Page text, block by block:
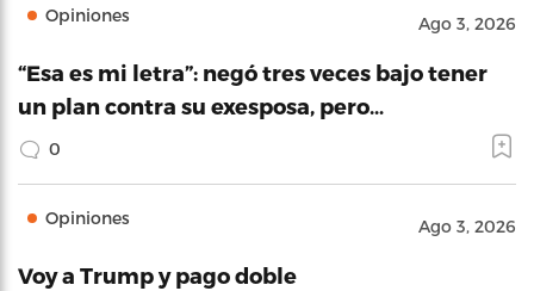
Opiniones Ago 3, 2026
“Esa es mi letra”: negó tres veces bajo tener
un plan contra su exesposa, pero…
0
Opiniones Ago 3, 2026
Voy a Trump y pago doble